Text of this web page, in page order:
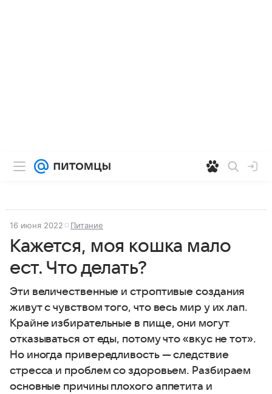
16 июня 2022 Питание
Кажется, моя кошка мало
ест. Что делать?
Эти величественные и строптивые создания
живут с чувством того, что весь мир у их лап.
Крайне избирательные в пище, они могут
отказываться от еды, потому что «вкус не тот».
Но иногда привередливость — следствие
стресса и проблем со здоровьем. Разбираем
основные причины плохого аппетита и